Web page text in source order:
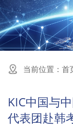
当前位置： 首
KIC中国与
代表团赴韩